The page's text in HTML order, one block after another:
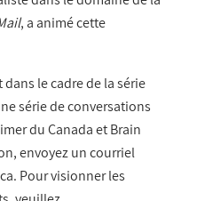
, a animé cette
le cadre de la série
série de conversations
du Canada et Brain
envoyez un courriel
. Pour visionner les